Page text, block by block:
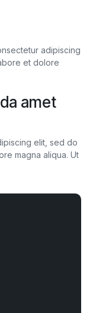
adipiscing
et dolore
amet
elit, sed do
magna aliqua. Ut